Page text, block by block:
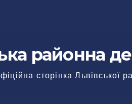
районна
сторінка Львівської